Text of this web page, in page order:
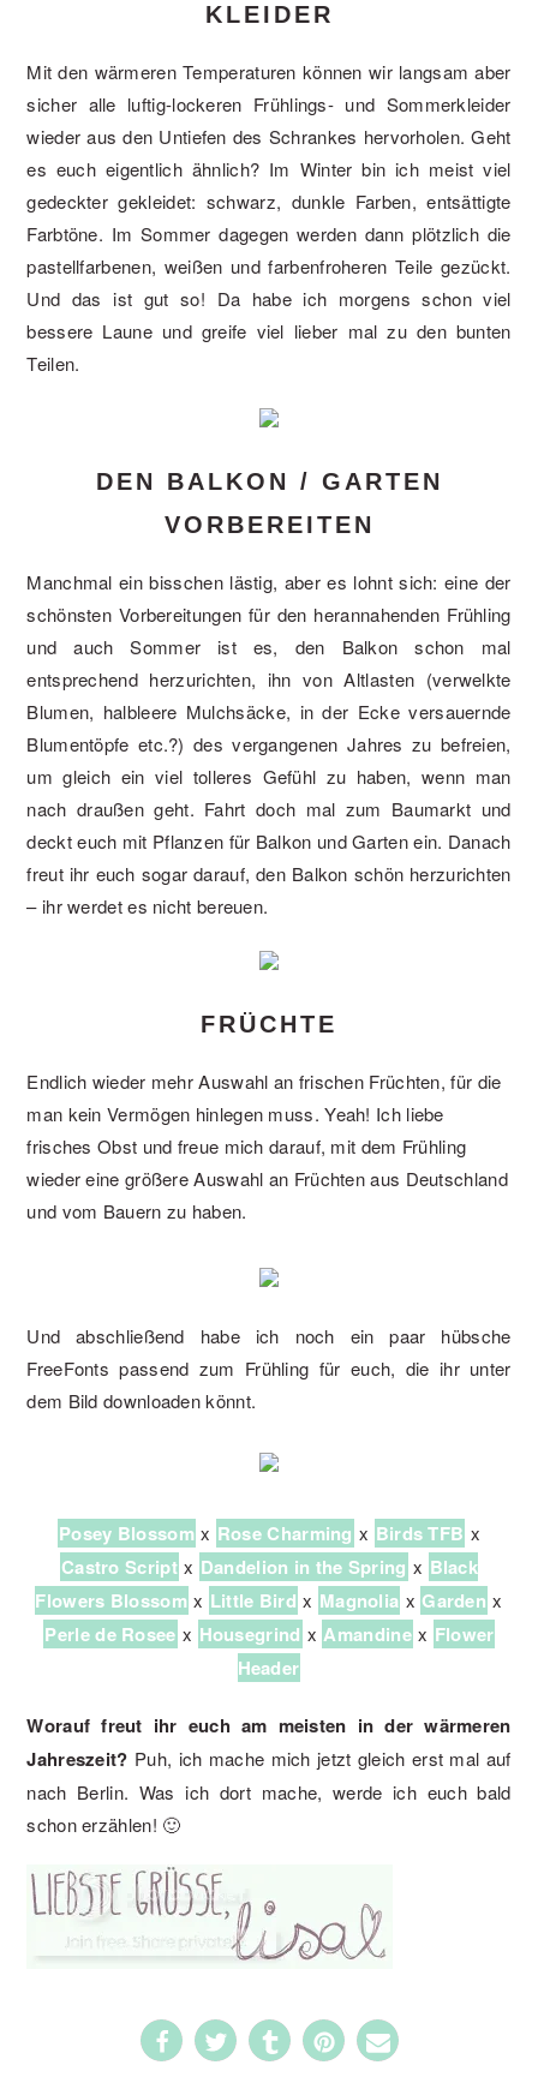
KLEIDER
Mit den wärmeren Temperaturen können wir langsam aber
sicher alle luftig-lockeren Frühlings- und Sommerkleider
wieder aus den Untiefen des Schrankes hervorholen. Geht
es euch eigentlich ähnlich? Im Winter bin ich meist viel
gedeckter gekleidet: schwarz, dunkle Farben, entsättigte
Farbtöne. Im Sommer dagegen werden dann plötzlich die
pastellfarbenen, weißen und farbenfroheren Teile gezückt.
Und das ist gut so! Da habe ich morgens schon viel
bessere Laune und greife viel lieber mal zu den bunten
Teilen.
DEN BALKON / GARTEN
VORBEREITEN
Manchmal ein bisschen lästig, aber es lohnt sich: eine der
schönsten Vorbereitungen für den herannahenden Frühling
und auch Sommer ist es, den Balkon schon mal
entsprechend herzurichten, ihn von Altlasten (verwelkte
Blumen, halbleere Mulchsäcke, in der Ecke versauernde
Blumentöpfe etc.?) des vergangenen Jahres zu befreien,
um gleich ein viel tolleres Gefühl zu haben, wenn man
nach draußen geht. Fahrt doch mal zum Baumarkt und
deckt euch mit Pflanzen für Balkon und Garten ein. Danach
freut ihr euch sogar darauf, den Balkon schön herzurichten
– ihr werdet es nicht bereuen.
FRÜCHTE
Endlich wieder mehr Auswahl an frischen Früchten, für die
man kein Vermögen hinlegen muss. Yeah! Ich liebe
frisches Obst und freue mich darauf, mit dem Frühling
wieder eine größere Auswahl an Früchten aus Deutschland
und vom Bauern zu haben.
Und abschließend habe ich noch ein paar hübsche
FreeFonts passend zum Frühling für euch, die ihr unter
dem Bild downloaden könnt.
Posey Blossom x Rose Charming x Birds TFB x
Castro Script x Dandelion in the Spring x Black
Flowers Blossom x Little Bird x Magnolia x Garden x
Perle de Rosee x Housegrind x Amandine x Flower
Header
Worauf freut ihr euch am meisten in der wärmeren
Jahreszeit? Puh, ich mache mich jetzt gleich erst mal auf
nach Berlin. Was ich dort mache, werde ich euch bald
schon erzählen! 🙂